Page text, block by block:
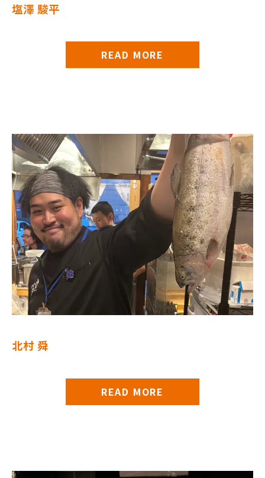
塩澤 駿平
READ MORE
北村 舜
READ MORE